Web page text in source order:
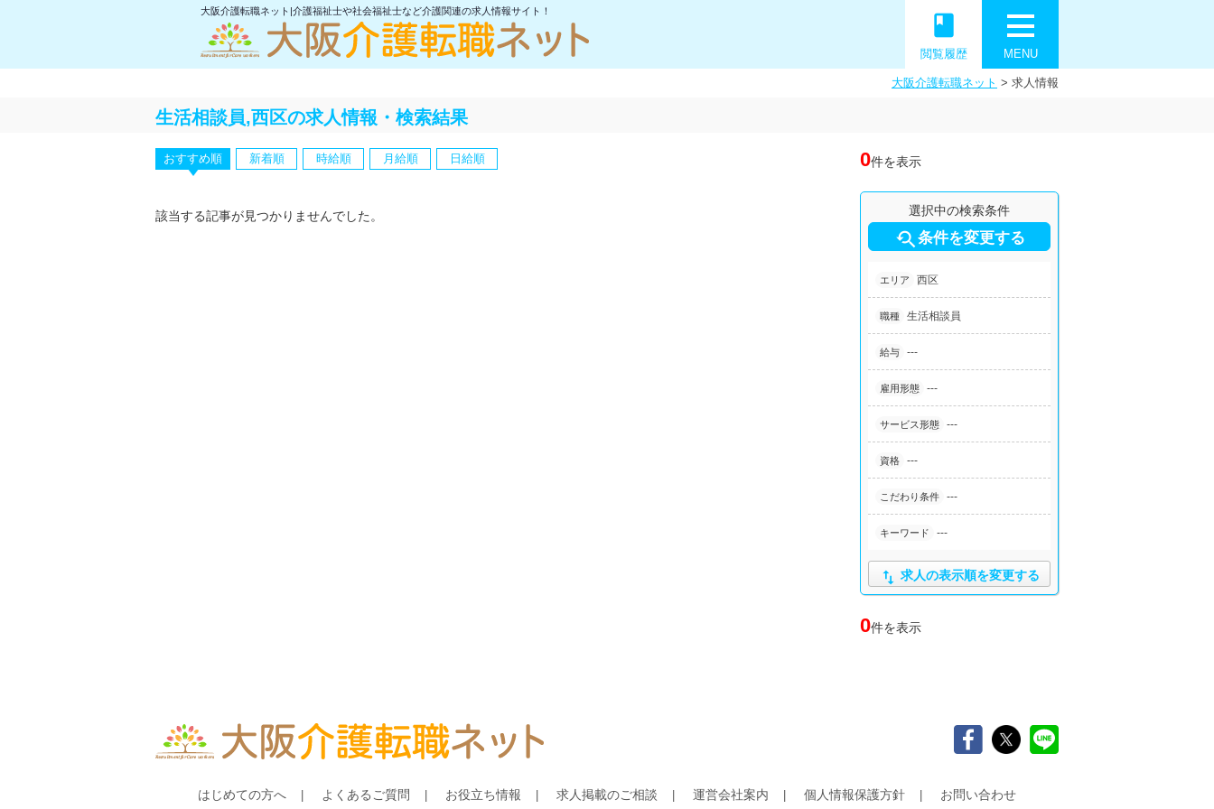
大阪介護転職ネット|介護福祉士や社会福祉士など介護関連の求人情報サイト！
MENU
book
閲覧履歴
大阪介護転職ネット > 求人情報
生活相談員,西区の求人情報・検索結果
0件を表示
おすすめ順 新着順 時給順 月給順 日給順
選択中の検索条件
条件を変更する
エリア 西区
職種 生活相談員
給与 ---
雇用形態 ---
サービス形態 ---
資格 ---
こだわり条件 ---
キーワード ---
 求人の表示順を変更する
該当する記事が見つかりませんでした。
0件を表示
はじめての方へ よくあるご質問 お役立ち情報 求人掲載のご相談 運営会社案内 個人情報保護方針 お問い合わせ